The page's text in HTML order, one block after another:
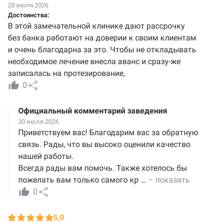
28 июля 2026
Достоинства:
В этой замечательной клинике дают рассрочку
без банка работают на доверии к своим клиентам
и очень благодарна за это. Чтобы не откладывать
необходимое лечение внесла аванс и сразу-же
записалась на протезирование,
0
Официальный комментарий заведения
30 июля 2026
Приветствуем вас! Благодарим вас за обратную
связь. Рады, что вы высоко оценили качество
нашей работы.
Всегда рады вам помочь. Также хотелось бы
пожелать вам только самого кр … – показать
0
5,0